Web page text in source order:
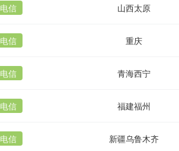
电信 山西太原
电信 重庆
电信 青海西宁
电信 福建福州
电信 新疆乌鲁木齐